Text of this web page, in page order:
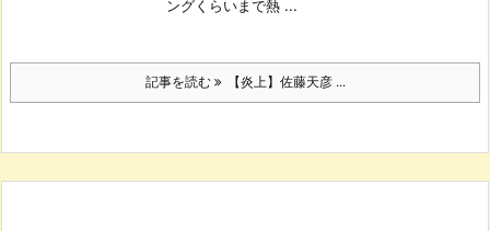
ングくらいまで熱 ...
記事を読む 【炎上】佐藤天彦 ...